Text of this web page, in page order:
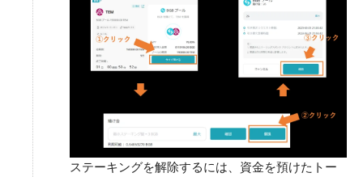
ステーキングを解除するには、資金を預けたトー